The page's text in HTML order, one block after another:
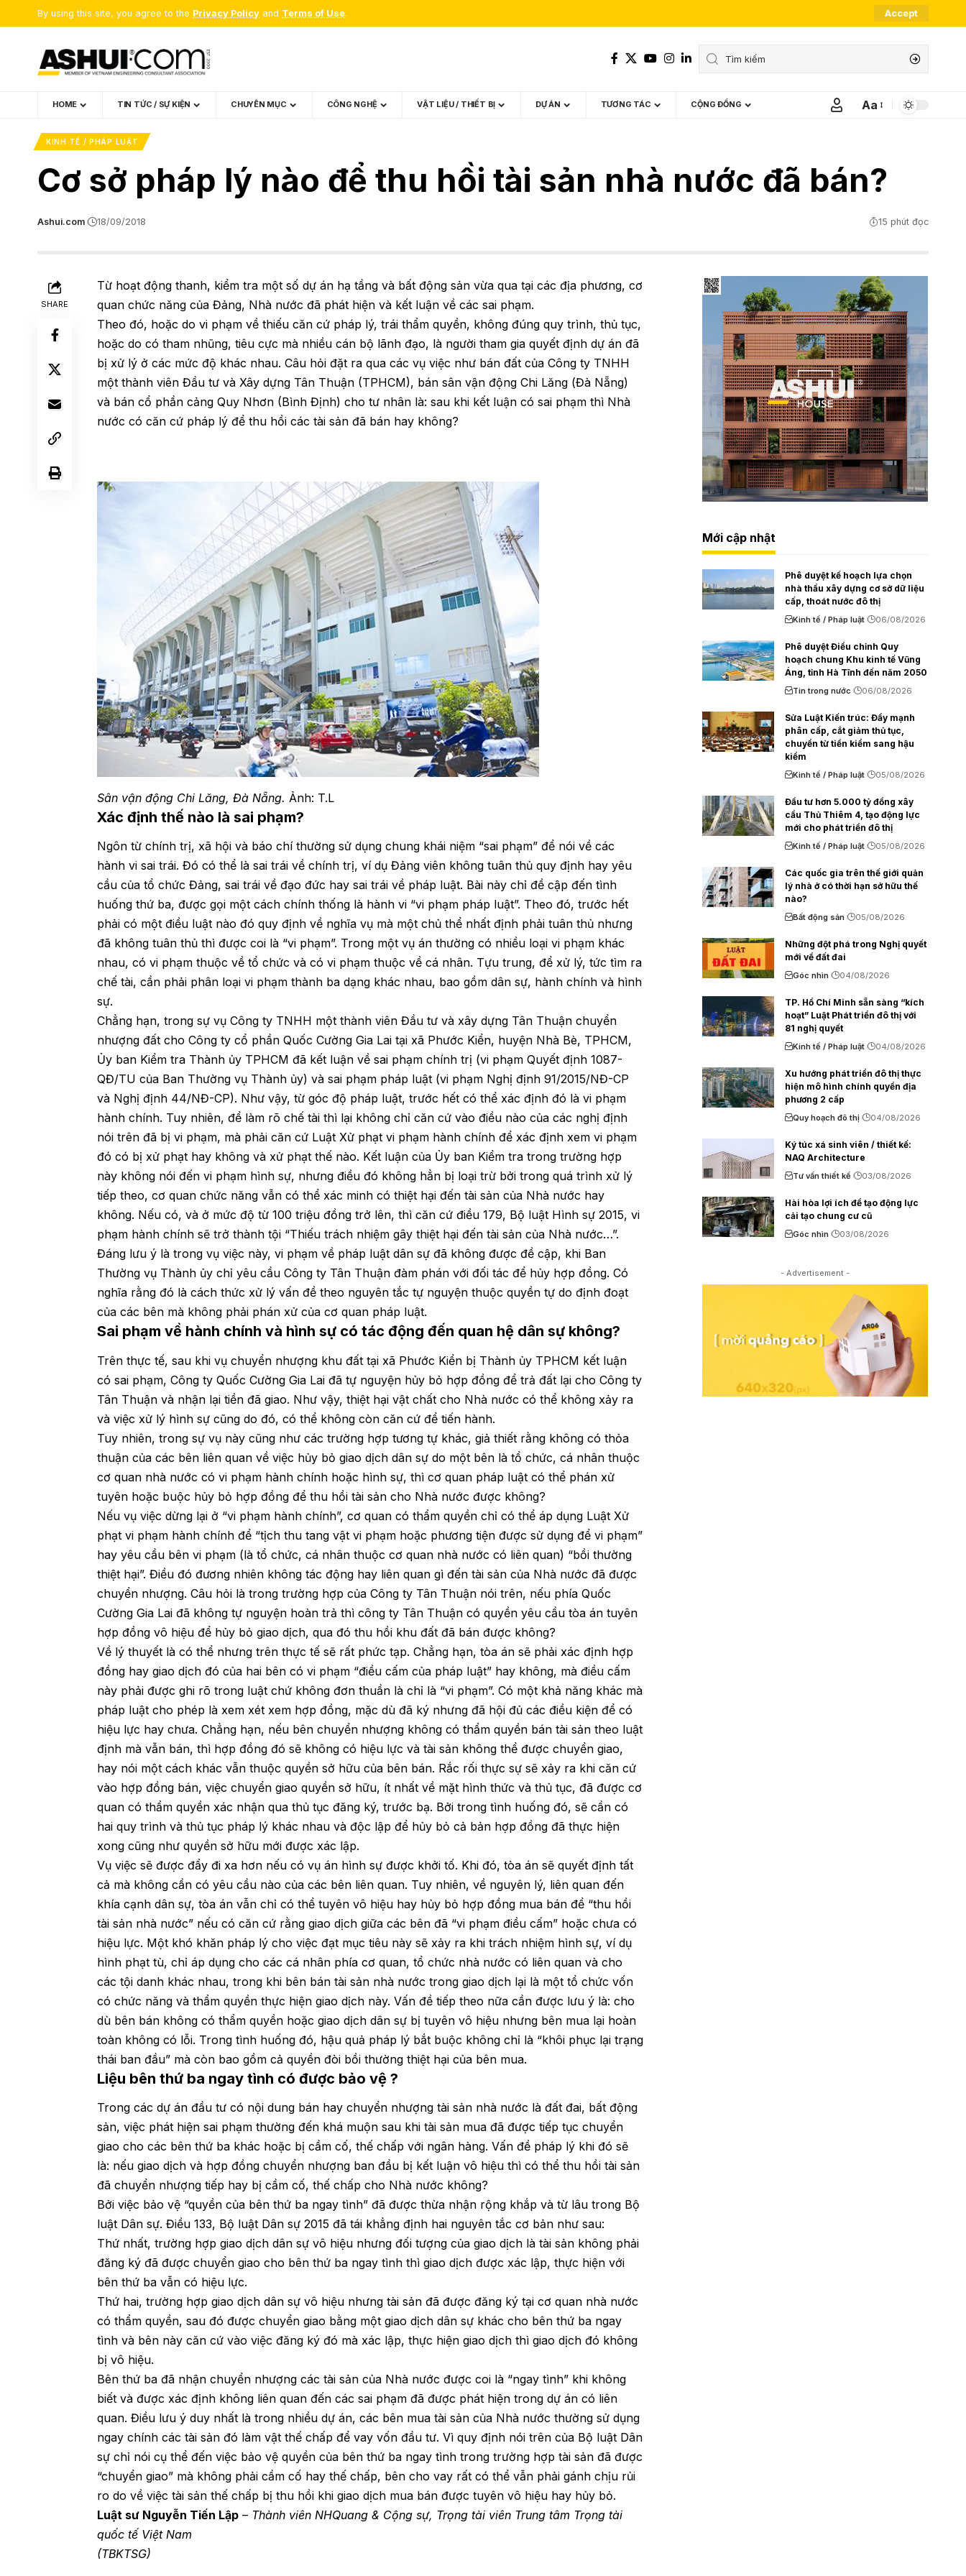
By using this site, you agree to the Privacy Policy and Terms of Use. Accept
HOME TIN TỨC / SỰ KIỆN CHUYÊN MỤC CÔNG NGHỆ VẬT LIỆU / THIẾT BỊ DỰ ÁN TƯƠNG TÁC CỘNG ĐỒNG
Font
Aa
KINH TẾ / PHÁP LUẬT
Cơ sở pháp lý nào để thu hồi tài sản nhà nước đã bán?
Ashui.com 18/09/2018 15 phút đọc
SHARE
Từ hoạt động thanh, kiểm tra một số dự án hạ tầng và bất động sản vừa qua tại các địa phương, cơ
quan chức năng của Đảng, Nhà nước đã phát hiện và kết luận về các sai phạm.
Theo đó, hoặc do vi phạm về thiếu căn cứ pháp lý, trái thẩm quyền, không đúng quy trình, thủ tục,
hoặc do có tham nhũng, tiêu cực mà nhiều cán bộ lãnh đạo, là người tham gia quyết định dự án đã
bị xử lý ở các mức độ khác nhau. Câu hỏi đặt ra qua các vụ việc như bán đất của Công ty TNHH
một thành viên Đầu tư và Xây dựng Tân Thuận (TPHCM), bán sân vận động Chi Lăng (Đà Nẵng)
và bán cổ phần cảng Quy Nhơn (Bình Định) cho tư nhân là: sau khi kết luận có sai phạm thì Nhà
nước có căn cứ pháp lý để thu hồi các tài sản đã bán hay không?
Sân vận động Chi Lăng, Đà Nẵng. Ảnh: T.L
Xác định thế nào là sai phạm?
Ngôn từ chính trị, xã hội và báo chí thường sử dụng chung khái niệm “sai phạm” để nói về các
hành vi sai trái. Đó có thể là sai trái về chính trị, ví dụ Đảng viên không tuân thủ quy định hay yêu
cầu của tổ chức Đảng, sai trái về đạo đức hay sai trái về pháp luật. Bài này chỉ đề cập đến tình
huống thứ ba, được gọi một cách chính thống là hành vi “vi phạm pháp luật”. Theo đó, trước hết
phải có một điều luật nào đó quy định về nghĩa vụ mà một chủ thể nhất định phải tuân thủ nhưng
đã không tuân thủ thì được coi là “vi phạm”. Trong một vụ án thường có nhiều loại vi phạm khác
nhau, có vi phạm thuộc về tổ chức và có vi phạm thuộc về cá nhân. Tựu trung, để xử lý, tức tìm ra
chế tài, cần phải phân loại vi phạm thành ba dạng khác nhau, bao gồm dân sự, hành chính và hình
sự.
Chẳng hạn, trong sự vụ Công ty TNHH một thành viên Đầu tư và xây dựng Tân Thuận chuyển
nhượng đất cho Công ty cổ phần Quốc Cường Gia Lai tại xã Phước Kiển, huyện Nhà Bè, TPHCM,
Ủy ban Kiểm tra Thành ủy TPHCM đã kết luận về sai phạm chính trị (vi phạm Quyết định 1087-
QĐ/TU của Ban Thường vụ Thành ủy) và sai phạm pháp luật (vi phạm Nghị định 91/2015/NĐ-CP
và Nghị định 44/NĐ-CP). Như vậy, từ góc độ pháp luật, trước hết có thể xác định đó là vi phạm
hành chính. Tuy nhiên, để làm rõ chế tài thì lại không chỉ căn cứ vào điều nào của các nghị định
nói trên đã bị vi phạm, mà phải căn cứ Luật Xử phạt vi phạm hành chính để xác định xem vi phạm
đó có bị xử phạt hay không và xử phạt thế nào. Kết luận của Ủy ban Kiểm tra trong trường hợp
này không nói đến vi phạm hình sự, nhưng điều đó không hẳn bị loại trừ bởi trong quá trình xử lý
tiếp theo, cơ quan chức năng vẫn có thể xác minh có thiệt hại đến tài sản của Nhà nước hay
không. Nếu có, và ở mức độ từ 100 triệu đồng trở lên, thì căn cứ điều 179, Bộ luật Hình sự 2015, vi
phạm hành chính sẽ trở thành tội “Thiếu trách nhiệm gây thiệt hại đến tài sản của Nhà nước…”.
Đáng lưu ý là trong vụ việc này, vi phạm về pháp luật dân sự đã không được đề cập, khi Ban
Thường vụ Thành ủy chỉ yêu cầu Công ty Tân Thuận đàm phán với đối tác để hủy hợp đồng. Có
nghĩa rằng đó là cách thức xử lý vấn đề theo nguyên tắc tự nguyện thuộc quyền tự do định đoạt
của các bên mà không phải phán xử của cơ quan pháp luật.
Sai phạm về hành chính và hình sự có tác động đến quan hệ dân sự không?
Trên thực tế, sau khi vụ chuyển nhượng khu đất tại xã Phước Kiển bị Thành ủy TPHCM kết luận
có sai phạm, Công ty Quốc Cường Gia Lai đã tự nguyện hủy bỏ hợp đồng để trả đất lại cho Công ty
Tân Thuận và nhận lại tiền đã giao. Như vậy, thiệt hại vật chất cho Nhà nước có thể không xảy ra
và việc xử lý hình sự cũng do đó, có thể không còn căn cứ để tiến hành.
Tuy nhiên, trong sự vụ này cũng như các trường hợp tương tự khác, giả thiết rằng không có thỏa
thuận của các bên liên quan về việc hủy bỏ giao dịch dân sự do một bên là tổ chức, cá nhân thuộc
cơ quan nhà nước có vi phạm hành chính hoặc hình sự, thì cơ quan pháp luật có thể phán xử
tuyên hoặc buộc hủy bỏ hợp đồng để thu hồi tài sản cho Nhà nước được không?
Nếu vụ việc dừng lại ở “vi phạm hành chính”, cơ quan có thẩm quyền chỉ có thể áp dụng Luật Xử
phạt vi phạm hành chính để “tịch thu tang vật vi phạm hoặc phương tiện được sử dụng để vi phạm”
hay yêu cầu bên vi phạm (là tổ chức, cá nhân thuộc cơ quan nhà nước có liên quan) “bồi thường
thiệt hại”. Điều đó đương nhiên không tác động hay liên quan gì đến tài sản của Nhà nước đã được
chuyển nhượng. Câu hỏi là trong trường hợp của Công ty Tân Thuận nói trên, nếu phía Quốc
Cường Gia Lai đã không tự nguyện hoàn trả thì công ty Tân Thuận có quyền yêu cầu tòa án tuyên
hợp đồng vô hiệu để hủy bỏ giao dịch, qua đó thu hồi khu đất đã bán được không?
Về lý thuyết là có thể nhưng trên thực tế sẽ rất phức tạp. Chẳng hạn, tòa án sẽ phải xác định hợp
đồng hay giao dịch đó của hai bên có vi phạm “điều cấm của pháp luật” hay không, mà điều cấm
này phải được ghi rõ trong luật chứ không đơn thuần là chỉ là “vi phạm”. Có một khả năng khác mà
pháp luật cho phép là xem xét xem hợp đồng, mặc dù đã ký nhưng đã hội đủ các điều kiện để có
hiệu lực hay chưa. Chẳng hạn, nếu bên chuyển nhượng không có thẩm quyền bán tài sản theo luật
định mà vẫn bán, thì hợp đồng đó sẽ không có hiệu lực và tài sản không thể được chuyển giao,
hay nói một cách khác vẫn thuộc quyền sở hữu của bên bán. Rắc rối thực sự sẽ xảy ra khi căn cứ
vào hợp đồng bán, việc chuyển giao quyền sở hữu, ít nhất về mặt hình thức và thủ tục, đã được cơ
quan có thẩm quyền xác nhận qua thủ tục đăng ký, trước bạ. Bởi trong tình huống đó, sẽ cần có
hai quy trình và thủ tục pháp lý khác nhau và độc lập để hủy bỏ cả bản hợp đồng đã thực hiện
xong cũng như quyền sở hữu mới được xác lập.
Vụ việc sẽ được đẩy đi xa hơn nếu có vụ án hình sự được khởi tố. Khi đó, tòa án sẽ quyết định tất
cả mà không cần có yêu cầu nào của các bên liên quan. Tuy nhiên, về nguyên lý, liên quan đến
khía cạnh dân sự, tòa án vẫn chỉ có thể tuyên vô hiệu hay hủy bỏ hợp đồng mua bán để “thu hồi
tài sản nhà nước” nếu có căn cứ rằng giao dịch giữa các bên đã “vi phạm điều cấm” hoặc chưa có
hiệu lực. Một khó khăn pháp lý cho việc đạt mục tiêu này sẽ xảy ra khi trách nhiệm hình sự, ví dụ
hình phạt tù, chỉ áp dụng cho các cá nhân phía cơ quan, tổ chức nhà nước có liên quan và cho
các tội danh khác nhau, trong khi bên bán tài sản nhà nước trong giao dịch lại là một tổ chức vốn
có chức năng và thẩm quyền thực hiện giao dịch này. Vấn đề tiếp theo nữa cần được lưu ý là: cho
dù bên bán không có thẩm quyền hoặc giao dịch dân sự bị tuyên vô hiệu nhưng bên mua lại hoàn
toàn không có lỗi. Trong tình huống đó, hậu quả pháp lý bắt buộc không chỉ là “khôi phục lại trạng
thái ban đầu” mà còn bao gồm cả quyền đòi bồi thường thiệt hại của bên mua.
Liệu bên thứ ba ngay tình có được bảo vệ ?
Trong các dự án đầu tư có nội dung bán hay chuyển nhượng tài sản nhà nước là đất đai, bất động
sản, việc phát hiện sai phạm thường đến khá muộn sau khi tài sản mua đã được tiếp tục chuyển
giao cho các bên thứ ba khác hoặc bị cầm cố, thế chấp với ngân hàng. Vấn đề pháp lý khi đó sẽ
là: nếu giao dịch và hợp đồng chuyển nhượng ban đầu bị kết luận vô hiệu thì có thể thu hồi tài sản
đã chuyển nhượng tiếp hay bị cầm cố, thế chấp cho Nhà nước không?
Bởi việc bảo vệ “quyền của bên thứ ba ngay tình” đã được thừa nhận rộng khắp và từ lâu trong Bộ
luật Dân sự. Điều 133, Bộ luật Dân sự 2015 đã tái khẳng định hai nguyên tắc cơ bản như sau:
Thứ nhất, trường hợp giao dịch dân sự vô hiệu nhưng đối tượng của giao dịch là tài sản không phải
đăng ký đã được chuyển giao cho bên thứ ba ngay tình thì giao dịch được xác lập, thực hiện với
bên thứ ba vẫn có hiệu lực.
Thứ hai, trường hợp giao dịch dân sự vô hiệu nhưng tài sản đã được đăng ký tại cơ quan nhà nước
có thẩm quyền, sau đó được chuyển giao bằng một giao dịch dân sự khác cho bên thứ ba ngay
tình và bên này căn cứ vào việc đăng ký đó mà xác lập, thực hiện giao dịch thì giao dịch đó không
bị vô hiệu.
Bên thứ ba đã nhận chuyển nhượng các tài sản của Nhà nước được coi là “ngay tình” khi không
biết và được xác định không liên quan đến các sai phạm đã được phát hiện trong dự án có liên
quan. Điều lưu ý duy nhất là trong nhiều dự án, các bên mua tài sản của Nhà nước thường sử dụng
ngay chính các tài sản đó làm vật thế chấp để vay vốn đầu tư. Vì quy định nói trên của Bộ luật Dân
sự chỉ nói cụ thể đến việc bảo vệ quyền của bên thứ ba ngay tình trong trường hợp tài sản đã được
“chuyển giao” mà không phải cầm cố hay thế chấp, bên cho vay rất có thể vẫn phải gánh chịu rủi
ro do về việc tài sản thế chấp bị thu hồi khi giao dịch mua bán được tuyên vô hiệu hay hủy bỏ.
Luật sư Nguyễn Tiến Lập – Thành viên NHQuang & Cộng sự, Trọng tài viên Trung tâm Trọng tài
quốc tế Việt Nam
(TBKTSG)
Mới cập nhật
Phê duyệt kế hoạch lựa chọn
nhà thầu xây dựng cơ sở dữ liệu
cấp, thoát nước đô thị
Kinh tế / Pháp luật 06/08/2026
Phê duyệt Điều chỉnh Quy
hoạch chung Khu kinh tế Vũng
Áng, tỉnh Hà Tĩnh đến năm 2050
Tin trong nước 06/08/2026
Sửa Luật Kiến trúc: Đẩy mạnh
phân cấp, cắt giảm thủ tục,
chuyển từ tiền kiểm sang hậu
kiểm
Kinh tế / Pháp luật 05/08/2026
Đầu tư hơn 5.000 tỷ đồng xây
cầu Thủ Thiêm 4, tạo động lực
mới cho phát triển đô thị
Kinh tế / Pháp luật 05/08/2026
Các quốc gia trên thế giới quản
lý nhà ở có thời hạn sở hữu thế
nào?
Bất động sản 05/08/2026
Những đột phá trong Nghị quyết
mới về đất đai
Góc nhìn 04/08/2026
TP. Hồ Chí Minh sẵn sàng “kích
hoạt” Luật Phát triển đô thị với
81 nghị quyết
Kinh tế / Pháp luật 04/08/2026
Xu hướng phát triển đô thị thực
hiện mô hình chính quyền địa
phương 2 cấp
Quy hoạch đô thị 04/08/2026
Ký túc xá sinh viên / thiết kế:
NAQ Architecture
Tư vấn thiết kế 03/08/2026
Hài hòa lợi ích để tạo động lực
cải tạo chung cư cũ
Góc nhìn 03/08/2026
- Advertisement -